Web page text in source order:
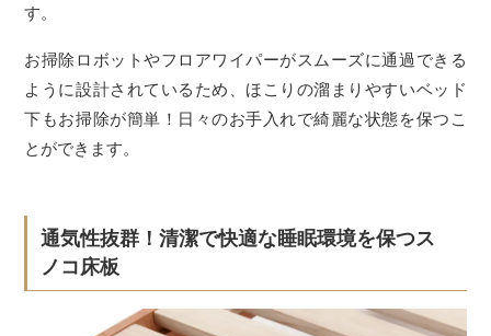
す。
お掃除ロボットやフロアワイパーがスムーズに通過できる
ように設計されているため、ほこりの溜まりやすいベッド
下もお掃除が簡単！日々のお手入れで綺麗な状態を保つこ
とができます。
通気性抜群！清潔で快適な睡眠環境を保つス
ノコ床板